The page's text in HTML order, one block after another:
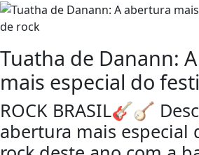
Tuatha de Danann:
mais especial do
ROCK BRASIL🎸🪕
abertura mais especial